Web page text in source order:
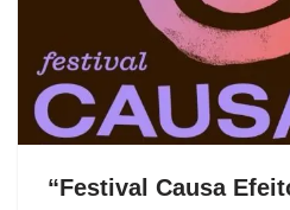
“Festival Causa